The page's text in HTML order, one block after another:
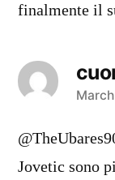
finalmente il
says:
Jovetic sono